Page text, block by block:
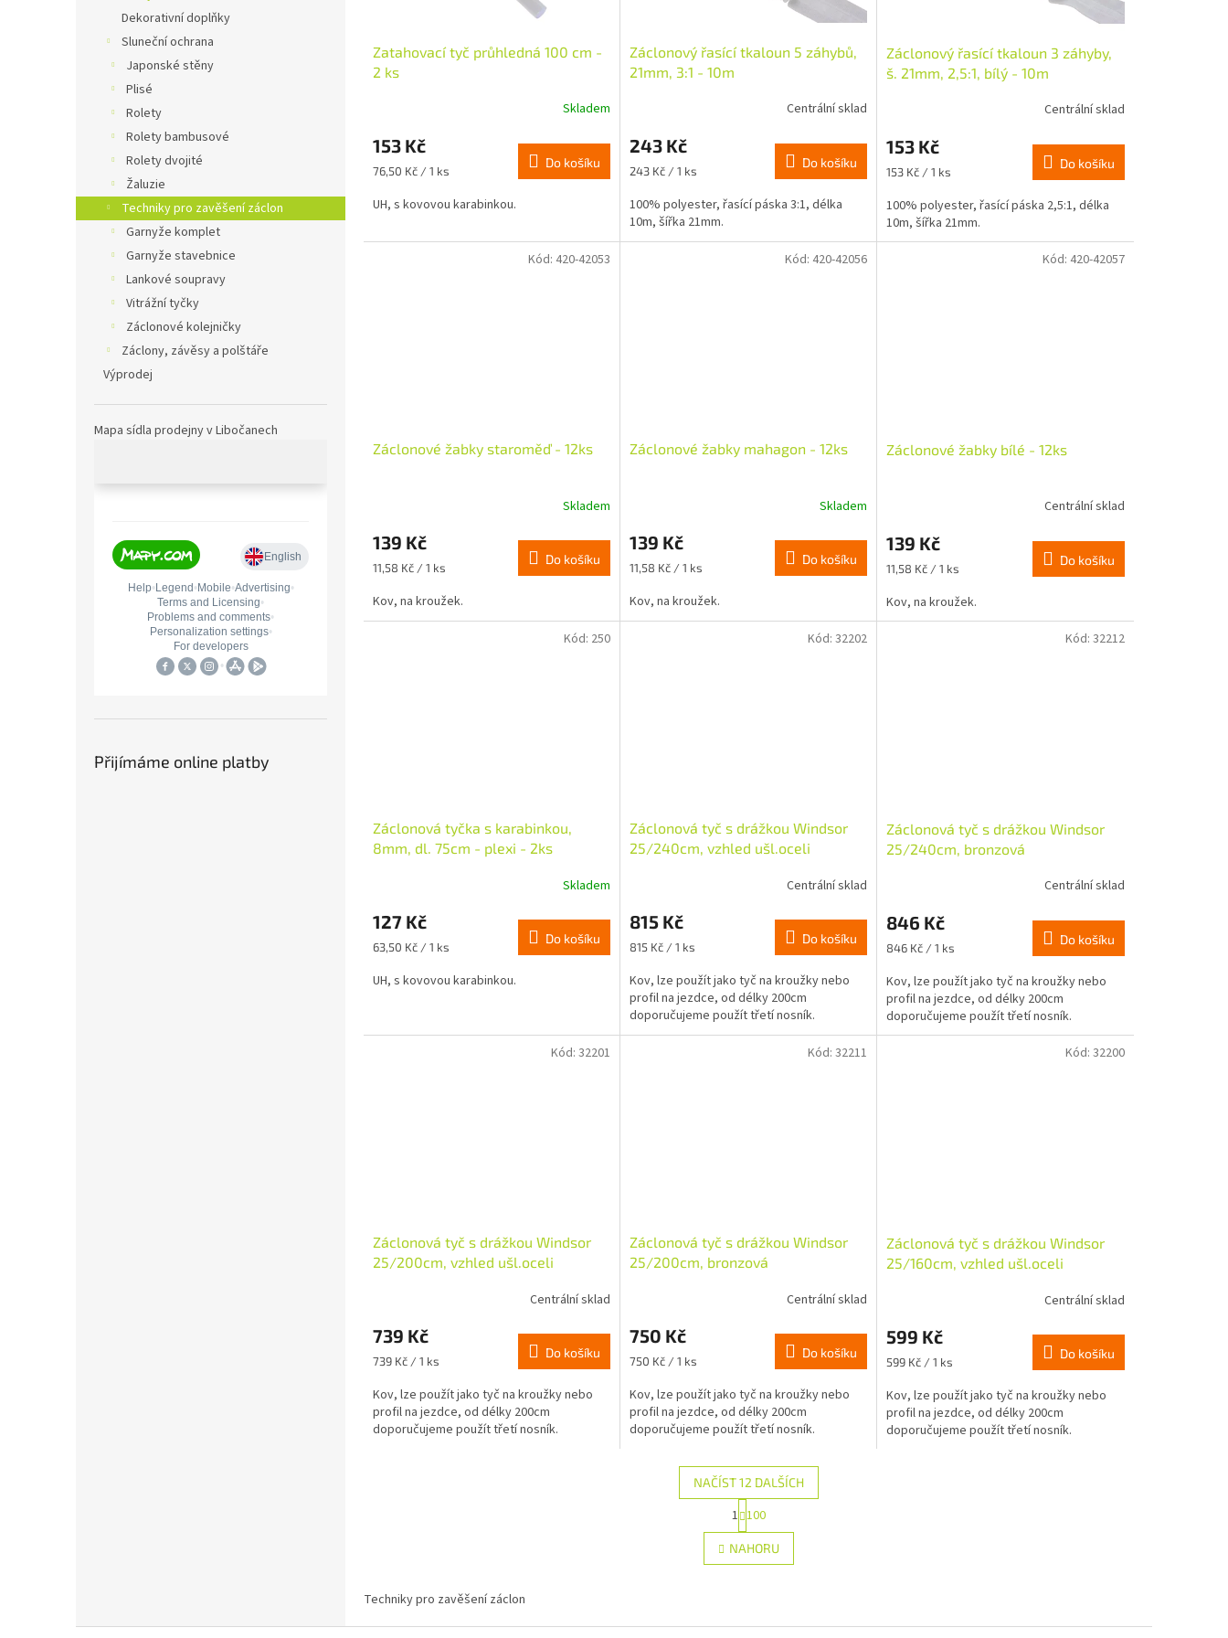
Dekorativní doplňky
Sluneční ochrana
Japonské stěny
Plisé
Rolety
Rolety bambusové
Rolety dvojité
Žaluzie
Techniky pro zavěšení záclon
Garnyže komplet
Garnyže stavebnice
Lankové soupravy
Vitrážní tyčky
Záclonové kolejničky
Záclony, závěsy a polštáře
Výprodej
Mapa sídla prodejny v Libočanech
Přijímáme online platby
Zatahovací tyč průhledná 100 cm -
2 ks
produktu
je
4,0
z
Skladem
153 Kč
Měrná
76,50 Kč / 1 ks
Do košíku
UH, s kovovou karabinkou.
Záclonový řasící tkaloun 5 záhybů,
21mm, 3:1 - 10m
Centrální sklad
243 Kč
Měrná
243 Kč / 1 ks
Do košíku
100% polyester, řasící páska 3:1, délka
10m, šířka 21mm.
Záclonový řasící tkaloun 3 záhyby,
š. 21mm, 2,5:1, bílý - 10m
Centrální sklad
153 Kč
Měrná
153 Kč / 1 ks
Do košíku
100% polyester, řasící páska 2,5:1, délka
10m, šířka 21mm.
Záclonové žabky staroměď - 12ks
Skladem
139 Kč
Měrná
11,58 Kč / 1 ks
Do košíku
Kov, na kroužek.
Kód: 420-42053
Záclonové žabky mahagon - 12ks
Skladem
139 Kč
Měrná
11,58 Kč / 1 ks
Do košíku
Kov, na kroužek.
Kód: 420-42056
Záclonové žabky bílé - 12ks
Centrální sklad
139 Kč
Měrná
11,58 Kč / 1 ks
Do košíku
Kov, na kroužek.
Kód: 420-42057
Záclonová tyčka s karabinkou,
8mm, dl. 75cm - plexi - 2ks
Skladem
127 Kč
Měrná
63,50 Kč / 1 ks
Do košíku
UH, s kovovou karabinkou.
Kód: 250
Záclonová tyč s drážkou Windsor
25/240cm, vzhled ušl.oceli
Centrální sklad
815 Kč
Měrná
815 Kč / 1 ks
Do košíku
Kov, lze použít jako tyč na kroužky nebo
profil na jezdce, od délky 200cm
doporučujeme použít třetí nosník.
Kód: 32202
Záclonová tyč s drážkou Windsor
25/240cm, bronzová
Centrální sklad
846 Kč
Měrná
846 Kč / 1 ks
Do košíku
Kov, lze použít jako tyč na kroužky nebo
profil na jezdce, od délky 200cm
doporučujeme použít třetí nosník.
Kód: 32212
Záclonová tyč s drážkou Windsor
25/200cm, vzhled ušl.oceli
Centrální sklad
739 Kč
Měrná
739 Kč / 1 ks
Do košíku
Kov, lze použít jako tyč na kroužky nebo
profil na jezdce, od délky 200cm
doporučujeme použít třetí nosník.
Kód: 32201
Záclonová tyč s drážkou Windsor
25/200cm, bronzová
Centrální sklad
750 Kč
Měrná
750 Kč / 1 ks
Do košíku
Kov, lze použít jako tyč na kroužky nebo
profil na jezdce, od délky 200cm
doporučujeme použít třetí nosník.
Kód: 32211
Záclonová tyč s drážkou Windsor
25/160cm, vzhled ušl.oceli
Centrální sklad
599 Kč
Měrná
599 Kč / 1 ks
Do košíku
Kov, lze použít jako tyč na kroužky nebo
profil na jezdce, od délky 200cm
doporučujeme použít třetí nosník.
Kód: 32200
O
v
l
c
NAČÍST 12 DALŠÍCH
t
r
á
n
á
1 100
NAHORU
Techniky pro zavěšení záclon